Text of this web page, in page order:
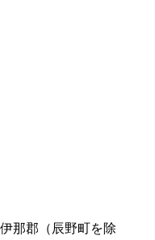
那郡（辰野町を除